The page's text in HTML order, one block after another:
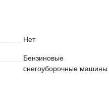
Нет
Бензиновые
снегоуборочные машины